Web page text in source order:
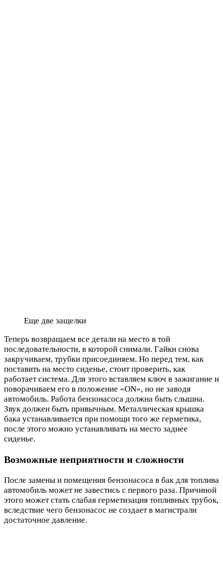
Еще две защелки
Теперь возвращаем все детали на место в той
последовательности, в которой снимали. Гайки снова
закручиваем, трубки присоединяем. Но перед тем, как
поставить на место сиденье, стоит проверить, как
работает система. Для этого вставляем ключ в зажигание и
поворачиваем его в положение «ON», но не заводя
автомобиль. Работа бензонасоса должна быть слышна.
Звук должен быть привычным. Металлическая крышка
бака устанавливается при помощи того же герметика,
после этого можно устанавливать на место заднее
сиденье.
Возможные неприятности и сложности
После замены и помещения бензонасоса в бак для топлива
автомобиль может не завестись с первого раза. Причиной
этого может стать слабая герметизация топливных трубок,
вследствие чего бензонасос не создает в магистрали
достаточное давление.